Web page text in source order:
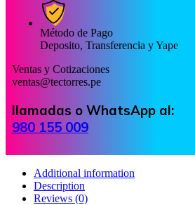
Método de Pago
Deposito, Transferencia y Yape
Ventas y Cotizaciones
ventas@tectorres.pe
llamadas o WhatsApp al:
980 155 009
Additional information
Description
Reviews (0)